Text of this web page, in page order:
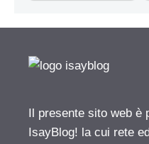
Il presente sito web
IsayBlog! la cui rete